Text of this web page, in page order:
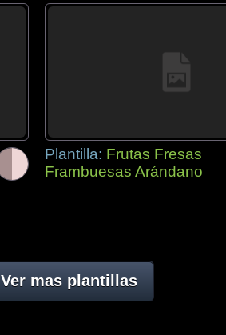
Plantilla: Frutas Fresas
Frambuesas Arándano
Ver mas plantillas